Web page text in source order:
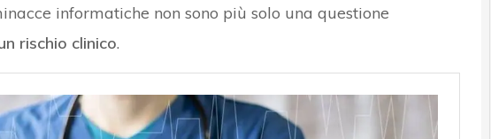
informatiche non sono più solo una questione
rischio clinico.